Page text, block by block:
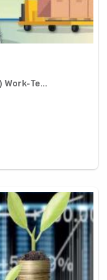
Work-Te...